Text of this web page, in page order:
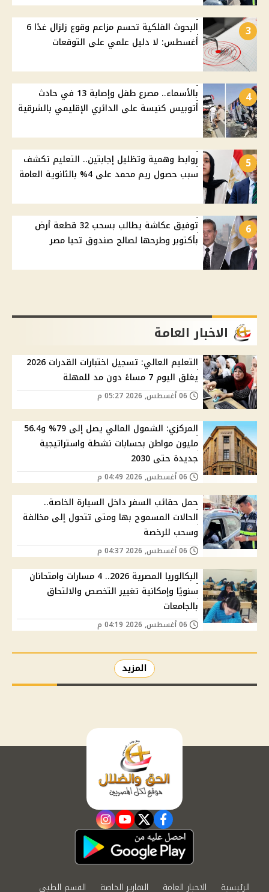
3
البحوث الفلكية تحسم مزاعم وقوع زلزال غدًا 6
أغسطس: لا دليل علمي على التوقعات
4
بالأسماء.. مصرع طفل وإصابة 13 في حادث
أتوبيس كنيسة على الدائري الإقليمي بالشرقية
5
روابط وهمية وتظليل إجابتين.. التعليم تكشف
سبب حصول ريم محمد على 4% بالثانوية العامة
6
توفيق عكاشة يطالب بسحب 32 قطعة أرض
بأكتوبر وطرحها لصالح صندوق تحيا مصر
الاخبار العامة
التعليم العالي: تسجيل اختبارات القدرات 2026
يغلق اليوم 7 مساءً دون مد للمهلة
المركزي: الشمول المالي يصل إلى 79% و56.4
مليون مواطن بحسابات نشطة واستراتيجية
جديدة حتى 2030
حمل حقائب السفر داخل السيارة الخاصة..
الحالات المسموح بها ومتى تتحول إلى مخالفة
وسحب للرخصة
البكالوريا المصرية 2026.. 4 مسارات وامتحانان
سنويًا وإمكانية تغيير التخصص والالتحاق
بالجامعات
المزيد
facebook
twitter
youtube
instagram
الرئيسية الاخبار العامة التقارير الخاصة القسم الطبي